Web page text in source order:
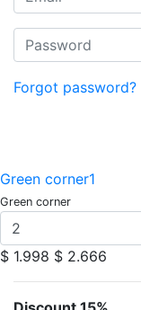
Forgot password?
Green corner1
Green corner
$ 1.998 $ 2.666